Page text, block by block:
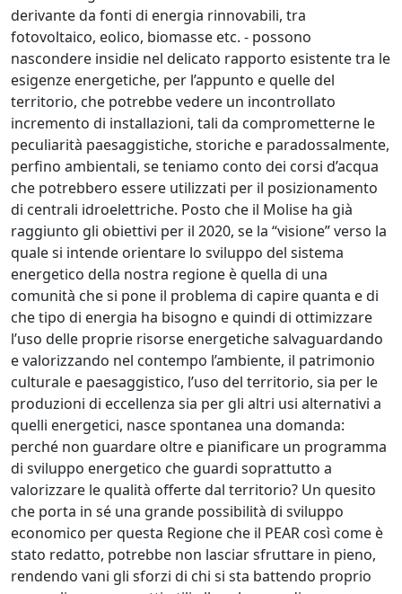
derivante da fonti di energia rinnovabili, tra
fotovoltaico, eolico, biomasse etc. - possono
nascondere insidie nel delicato rapporto esistente tra le
esigenze energetiche, per l’appunto e quelle del
territorio, che potrebbe vedere un incontrollato
incremento di installazioni, tali da comprometterne le
peculiarità paesaggistiche, storiche e paradossalmente,
perfino ambientali, se teniamo conto dei corsi d’acqua
che potrebbero essere utilizzati per il posizionamento
di centrali idroelettriche. Posto che il Molise ha già
raggiunto gli obiettivi per il 2020, se la “visione” verso la
quale si intende orientare lo sviluppo del sistema
energetico della nostra regione è quella di una
comunità che si pone il problema di capire quanta e di
che tipo di energia ha bisogno e quindi di ottimizzare
l’uso delle proprie risorse energetiche salvaguardando
e valorizzando nel contempo l’ambiente, il patrimonio
culturale e paesaggistico, l’uso del territorio, sia per le
produzioni di eccellenza sia per gli altri usi alternativi a
quelli energetici, nasce spontanea una domanda:
perché non guardare oltre e pianificare un programma
di sviluppo energetico che guardi soprattutto a
valorizzare le qualità offerte dal territorio? Un quesito
che porta in sé una grande possibilità di sviluppo
economico per questa Regione che il PEAR così come è
stato redatto, potrebbe non lasciar sfruttare in pieno,
rendendo vani gli sforzi di chi si sta battendo proprio